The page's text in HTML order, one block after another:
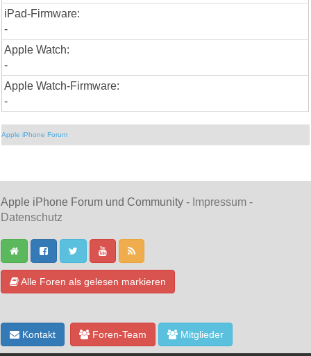
iPad-Firmware:
-
Apple Watch:
-
Apple Watch-Firmware:
-
Apple iPhone Forum
Apple iPhone Forum und Community - Impressum -
Datenschutz
Alle Foren als gelesen markieren
Kontakt Foren-Team Mitglieder